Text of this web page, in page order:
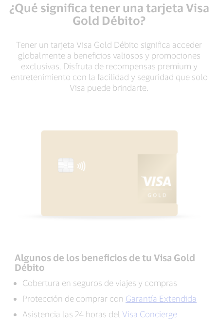
¿Qué significa tener una tarjeta Visa
Gold Débito?
Tener un tarjeta Visa Gold Débito significa acceder
globalmente a beneficios valiosos y promociones
exclusivas. Disfruta de recompensas premium y
entretenimiento con la facilidad y seguridad que solo
Visa puede brindarte.
Algunos de los beneficios de tu Visa Gold
Débito
Cobertura en seguros de viajes y compras
Protección de comprar con Garantía Extendida
Asistencia las 24 horas del Visa Concierge